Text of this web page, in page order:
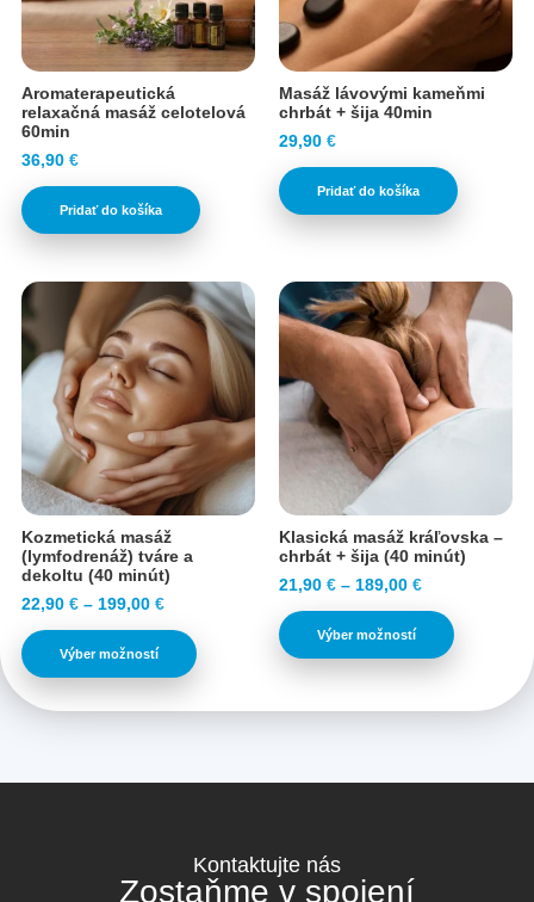
Aromaterapeutická
relaxačná masáž celotelová
60min
36,90 €
Pridať do košíka
Masáž lávovými kameňmi
chrbát + šija 40min
29,90 €
Pridať do košíka
Kozmetická masáž
(lymfodrenáž) tváre a
dekoltu (40 minút)
22,90 € – 199,00 €
Výber možností
Klasická masáž kráľovska –
chrbát + šija (40 minút)
21,90 € – 189,00 €
Výber možností
Kontaktujte nás
Zostaňme v spojení